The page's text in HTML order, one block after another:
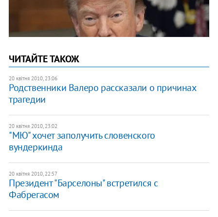
ЧИТАЙТЕ ТАКОЖ
20 квітня 2010, 23:06
Родственники Валеро рассказали о причинах
трагедии
20 квітня 2010, 23:02
"МЮ" хочет заполучить словенского
вундеркинда
20 квітня 2010, 22:57
Президент "Барселоны" встретился с
Фабрегасом